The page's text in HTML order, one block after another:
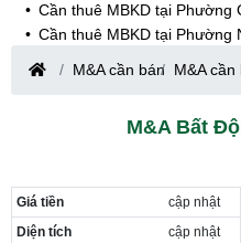
Cần thuê MBKD tại Phường
Cần thuê MBKD tại Phường
Cần thuê MBKD tại Phường
Cần thuê MBKD tại Phường
Cần thuê MBKD tại Phường
Cần thuê MBKD tại Phường
Cần thuê MBKD tại Phường
M&A cần bán M&A
M&A Bất
Giá tiền
cập nhật
Diện tích
cập nhật